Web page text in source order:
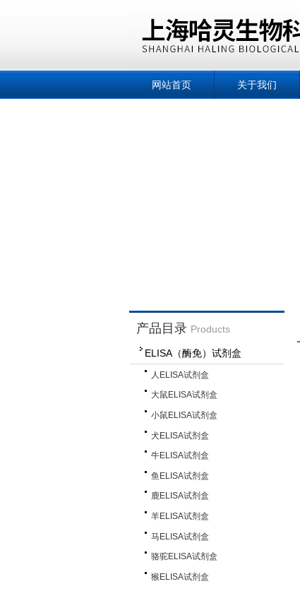
网站首页 关于我们
产品目录 Products
ELISA（酶免）试剂盒
人ELISA试剂盒
大鼠ELISA试剂盒
小鼠ELISA试剂盒
犬ELISA试剂盒
牛ELISA试剂盒
鱼ELISA试剂盒
鹿ELISA试剂盒
羊ELISA试剂盒
马ELISA试剂盒
骆驼ELISA试剂盒
猴ELISA试剂盒